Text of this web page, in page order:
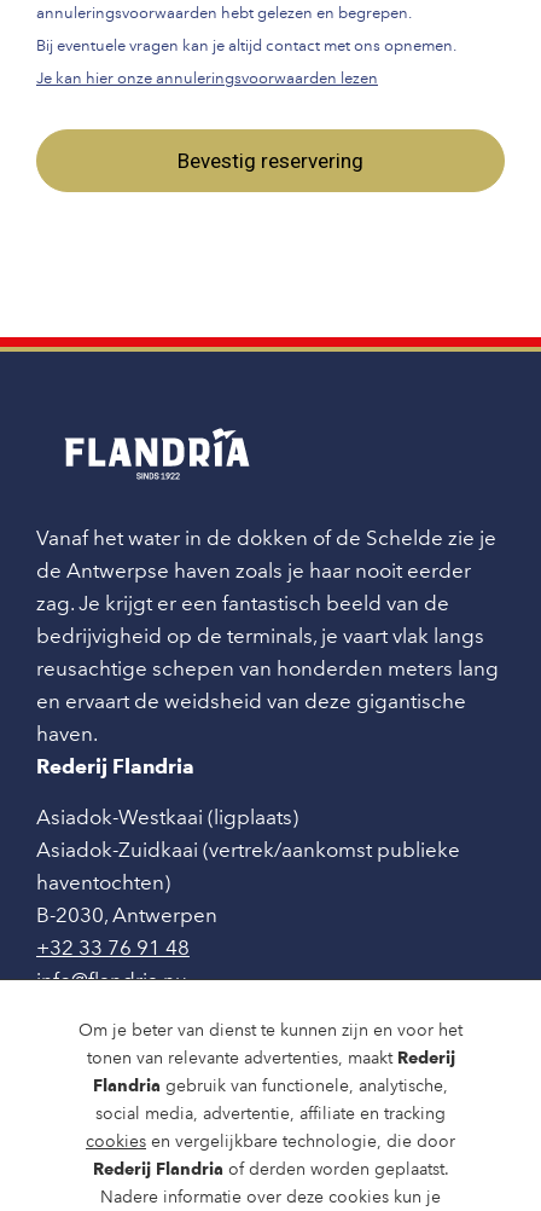
Om je beter van dienst te kunnen zijn en voor het
tonen van relevante advertenties, maakt Rederij
Flandria gebruik van functionele, analytische,
social media, advertentie, affiliate en tracking
cookies en vergelijkbare technologie, die door
Rederij Flandria of derden worden geplaatst.
Nadere informatie over deze cookies kun je
annuleringsvoorwaarden hebt gelezen en begrepen.
Bij eventuele vragen kan je altijd contact met ons opnemen.
Je kan hier onze annuleringsvoorwaarden lezen
Bevestig reservering
Vanaf het water in de dokken of de Schelde zie je
de Antwerpse haven zoals je haar nooit eerder
zag. Je krijgt er een fantastisch beeld van de
bedrijvigheid op de terminals, je vaart vlak langs
reusachtige schepen van honderden meters lang
en ervaart de weidsheid van deze gigantische
haven.
Rederij Flandria
Asiadok-Westkaai (ligplaats)
Asiadok-Zuidkaai (vertrek/aankomst publieke
haventochten)
B-2030, Antwerpen
+32 33 76 91 48
info@flandria.nu
Contact
Vaaragenda
Rondvaarten en dagtochten
Nieuws